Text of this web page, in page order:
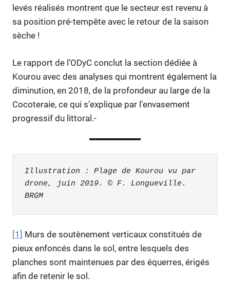
levés réalisés montrent que le secteur est revenu à
sa position pré-tempête avec le retour de la saison
sèche !
Le rapport de l’ODyC conclut la section dédiée à
Kourou avec des analyses qui montrent également la
diminution, en 2018, de la profondeur au large de la
Cocoteraie, ce qui s’explique par l’envasement
progressif du littoral.-
Illustration : Plage de Kourou vu par
drone, juin 2019. © F. Longueville.
BRGM
[1] Murs de soutènement verticaux constitués de
pieux enfoncés dans le sol, entre lesquels des
planches sont maintenues par des équerres, érigés
afin de retenir le sol.